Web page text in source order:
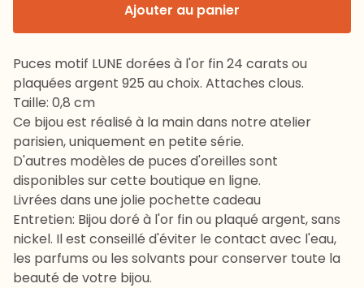
Ajouter au panier
Puces motif LUNE dorées à l'or fin 24 carats ou
plaquées argent 925 au choix. Attaches clous.
Taille: 0,8 cm
Ce bijou est réalisé à la main dans notre atelier
parisien, uniquement en petite série.
D'autres modèles de puces d'oreilles sont
disponibles sur cette boutique en ligne.
Livrées dans une jolie pochette cadeau
Entretien: Bijou doré à l'or fin ou plaqué argent, sans
nickel. Il est conseillé d'éviter le contact avec l'eau,
les parfums ou les solvants pour conserver toute la
beauté de votre bijou.